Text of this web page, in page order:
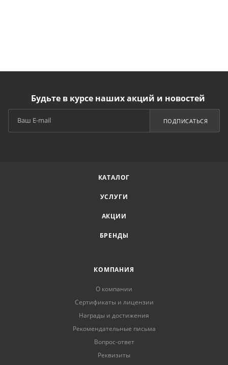
Будьте в курсе наших акций и новостей
ПОДПИСАТЬСЯ
КАТАЛОГ
УСЛУГИ
АКЦИИ
БРЕНДЫ
КОМПАНИЯ
О компании
Сертификаты и лицензии
Награды и достижения
Рекомендательные письма
Вопрос-ответ
Реквизиты